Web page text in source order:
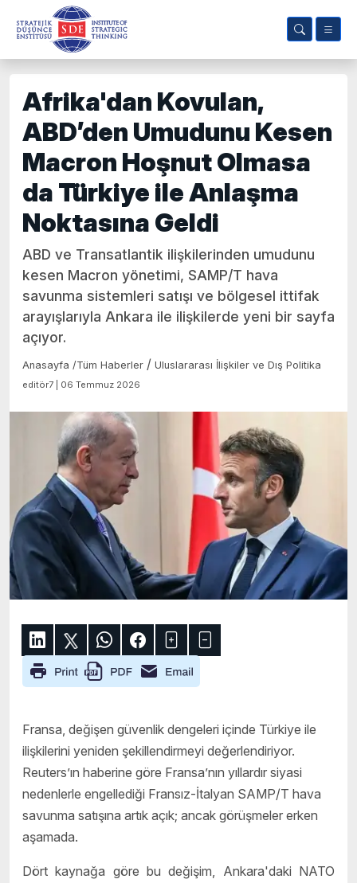
Afrika'dan Kovulan,
ABD’den Umudunu Kesen
Macron Hoşnut Olmasa
da Türkiye ile Anlaşma
Noktasına Geldi
ABD ve Transatlantik ilişkilerinden umudunu
kesen Macron yönetimi, SAMP/T hava
savunma sistemleri satışı ve bölgesel ittifak
arayışlarıyla Ankara ile ilişkilerde yeni bir sayfa
açıyor.
Anasayfa /Tüm Haberler / Uluslararası İlişkiler ve Dış Politika
editör7 | 06 Temmuz 2026
Fransa, değişen güvenlik dengeleri içinde Türkiye ile
ilişkilerini yeniden şekillendirmeyi değerlendiriyor.
Reuters’ın haberine göre Fransa’nın yıllardır siyasi
nedenlerle engellediği Fransız-İtalyan SAMP/T hava
savunma satışına artık açık; ancak görüşmeler erken
aşamada.
Dört kaynağa göre bu değişim, Ankara'daki NATO